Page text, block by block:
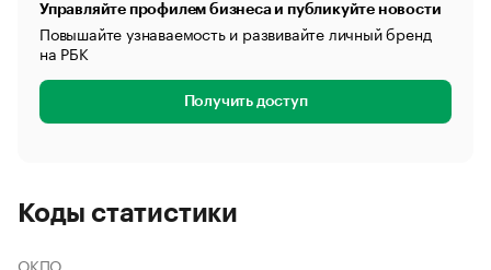
Управляйте профилем бизнеса и публикуйте новости
Повышайте узнаваемость и развивайте личный бренд
на РБК
Получить доступ
Коды статистики
ОКПО